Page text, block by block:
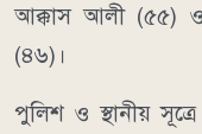
আক্কাস আলী (৫৫)
(৪৬)।
পুলিশ ও স্থানীয়